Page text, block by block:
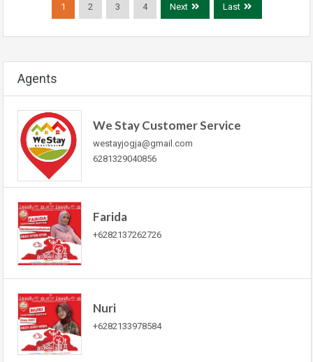
1 2 3 4 Next Last
Agents
We Stay Customer Service
westayjogja@gmail.com
6281329040856
Farida
+6282137262726
Nuri
+6282133978584